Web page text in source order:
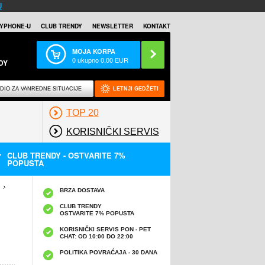
U CLUB TRENDY NEWSLETTER KONTAKT
MOJA KORPA
0ukupno0,00 EUR
ZA VANREDNE SITUACIJE LETNJI GEDŽETI
TOP 20
KORISNIČKI SERVIS
CLUB TRENDY - OSTVARITE 7%
POPUSTA
BRZA DOSTAVA
CLUB TRENDY
OSTVARITE 7% POPUSTA
KORISNIČKI SERVIS PON - PET
CHAT: OD 10:00 DO 22:00
POLITIKA POVRAĆAJA - 30 DANA